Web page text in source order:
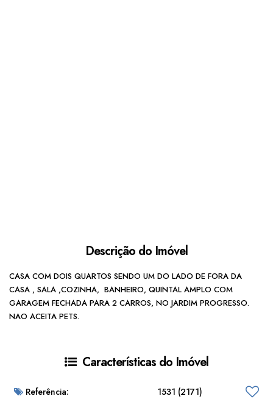
Descrição do Imóvel
CASA COM DOIS QUARTOS SENDO UM DO LADO DE FORA DA
CASA , SALA ,COZINHA, BANHEIRO, QUINTAL AMPLO COM
GARAGEM FECHADA PARA 2 CARROS, NO JARDIM PROGRESSO.
NAO ACEITA PETS.
Características do Imóvel
Referência: 1531 (2171)